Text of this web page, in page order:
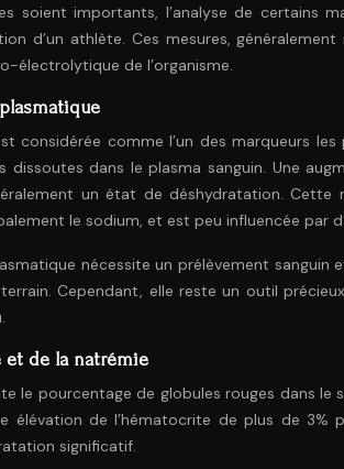
soient importants, l’analyse de certains
d’un athlète. Ces mesures,
électrolytique de l’organisme.
considérée comme l’un des marqueurs
dans le plasma sanguin. Une
un état de déshydratation.
le sodium, et est peu influencée par
nécessite un prélèvement
Cependant, elle reste un outil
et de la natrémie
le pourcentage de globules rouges dans
élévation de l’hématocrite de plus de
significatif.